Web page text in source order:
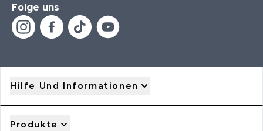
Folge uns
Hilfe Und Informationen
Produkte